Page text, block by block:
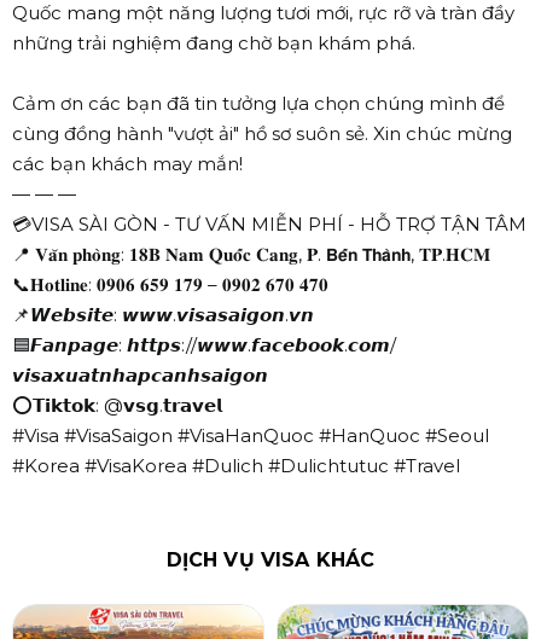
Quốc mang một năng lượng tươi mới, rực rỡ và tràn đầy
những trải nghiệm đang chờ bạn khám phá.
Cảm ơn các bạn đã tin tưởng lựa chọn chúng mình để
cùng đồng hành "vượt ải" hồ sơ suôn sẻ. Xin chúc mừng
các bạn khách may mắn!
— — —
💳VISA SÀI GÒN - TƯ VẤN MIỄN PHÍ - HỖ TRỢ TẬN TÂM
📍 𝐕𝐚̆𝐧 𝐩𝐡𝐨̀𝐧𝐠: 𝟏𝟖𝐁 𝐍𝐚𝐦 𝐐𝐮𝐨̂́𝐜 𝐂𝐚𝐧𝐠, 𝐏. 𝗕𝗲̂́𝗻 𝗧𝗵𝗮̀𝗻𝗵, 𝐓𝐏.𝐇𝐂𝐌
📞𝐇𝐨𝐭𝐥𝐢𝐧𝐞: 𝟎𝟗𝟎𝟔 𝟔𝟓𝟗 𝟏𝟕𝟗 – 𝟎𝟗𝟎𝟐 𝟔𝟕𝟎 𝟒𝟕𝟎
📌𝙒𝙚𝙗𝙨𝙞𝙩𝙚: 𝙬𝙬𝙬.𝙫𝙞𝙨𝙖𝙨𝙖𝙞𝙜𝙤𝙣.𝙫𝙣
🟦𝙁𝙖𝙣𝙥𝙖𝙜𝙚: 𝙝𝙩𝙩𝙥𝙨://𝙬𝙬𝙬.𝙛𝙖𝙘𝙚𝙗𝙤𝙤𝙠.𝙘𝙤𝙢/
𝙫𝙞𝙨𝙖𝙭𝙪𝙖𝙩𝙣𝙝𝙖𝙥𝙘𝙖𝙣𝙝𝙨𝙖𝙞𝙜𝙤𝙣
⭕𝗧𝗶𝗸𝘁𝗼𝗸: @𝘃𝘀𝗴.𝘁𝗿𝗮𝘃𝗲𝗹
#Visa #VisaSaigon #VisaHanQuoc #HanQuoc #Seoul
#Korea #VisaKorea #Dulich #Dulichtutuc #Travel
DỊCH VỤ VISA KHÁC